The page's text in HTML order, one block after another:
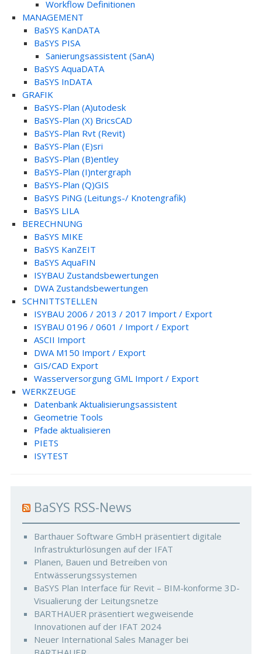
Workflow Definitionen
MANAGEMENT
BaSYS KanDATA
BaSYS PISA
Sanierungsassistent (SanA)
BaSYS AquaDATA
BaSYS InDATA
GRAFIK
BaSYS-Plan (A)utodesk
BaSYS-Plan (X) BricsCAD
BaSYS-Plan Rvt (Revit)
BaSYS-Plan (E)sri
BaSYS-Plan (B)entley
BaSYS-Plan (I)ntergraph
BaSYS-Plan (Q)GIS
BaSYS PiNG (Leitungs-/ Knotengrafik)
BaSYS LILA
BERECHNUNG
BaSYS MIKE
BaSYS KanZEIT
BaSYS AquaFIN
ISYBAU Zustandsbewertungen
DWA Zustandsbewertungen
SCHNITTSTELLEN
ISYBAU 2006 / 2013 / 2017 Import / Export
ISYBAU 0196 / 0601 / Import / Export
ASCII Import
DWA M150 Import / Export
GIS/CAD Export
Wasserversorgung GML Import / Export
WERKZEUGE
Datenbank Aktualisierungsassistent
Geometrie Tools
Pfade aktualisieren
PIETS
ISYTEST
BaSYS RSS-News
Barthauer Software GmbH präsentiert digitale
Infrastrukturlösungen auf der IFAT
Planen, Bauen und Betreiben von
Entwässerungssystemen
BaSYS Plan Interface für Revit – BIM-konforme 3D-
Visualierung der Leitungsnetze
BARTHAUER präsentiert wegweisende
Innovationen auf der IFAT 2024
Neuer International Sales Manager bei